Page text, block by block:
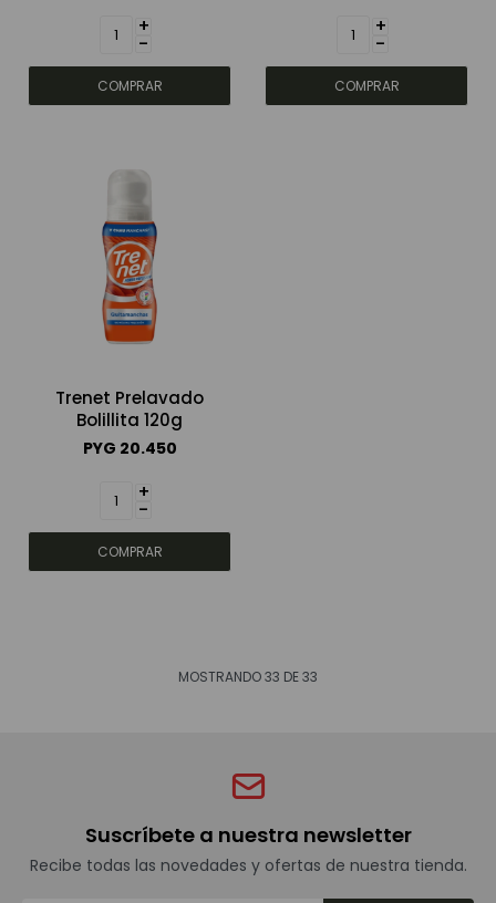
+
-
+
-
Trenet Prelavado
Bolillita 120g
PYG 20.450
+
-
MOSTRANDO33 DE33
Suscríbete a nuestra newsletter
Recibe todas las novedades y ofertas de nuestra tienda.